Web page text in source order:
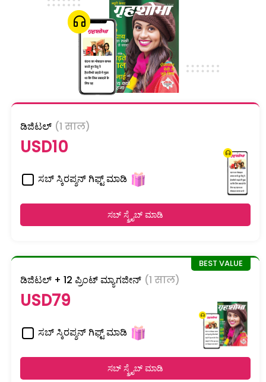
ಡಿಜಿಟಲ್ (1 साल)
USD10
ಸಬ್ ಸ್ಕಿರಪ್ಶನ್ ಗಿಫ್ಟ್ ಮಾಡಿ
ಸಬ್ ಸ್ಕ್ರೈಬ್ ಮಾಡಿ
ಡಿಜಿಟಲ್ + 12 ಪ್ರಿಂಟ್ ಮ್ಯಾಗಜೀನ್ (1 साल)
USD79
ಸಬ್ ಸ್ಕಿರಪ್ಶನ್ ಗಿಫ್ಟ್ ಮಾಡಿ
ಸಬ್ ಸ್ಕ್ರೈಬ್ ಮಾಡಿ